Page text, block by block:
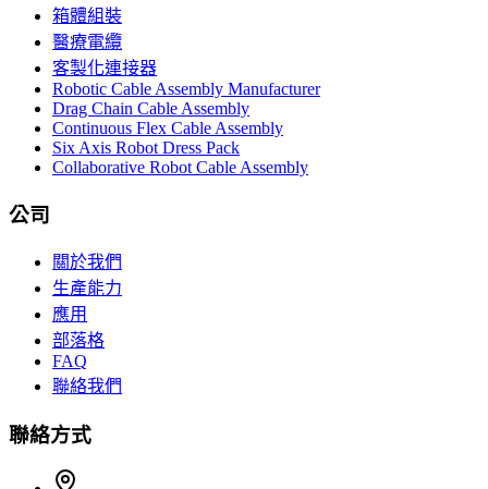
箱體組裝
醫療電纜
客製化連接器
Robotic Cable Assembly Manufacturer
Drag Chain Cable Assembly
Continuous Flex Cable Assembly
Six Axis Robot Dress Pack
Collaborative Robot Cable Assembly
公司
關於我們
生產能力
應用
部落格
FAQ
聯絡我們
聯絡方式